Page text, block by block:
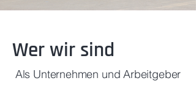
Wer wir sind
Als Unternehmen und Arbeitgeber